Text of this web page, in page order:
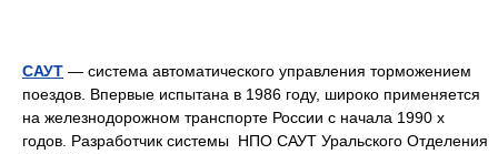
САУТ — система автоматического управления торможением
поездов. Впервые испытана в 1986 году, широко применяется
на железнодорожном транспорте России с начала 1990 х
годов. Разработчик системы НПО САУТ Уральского Отделения